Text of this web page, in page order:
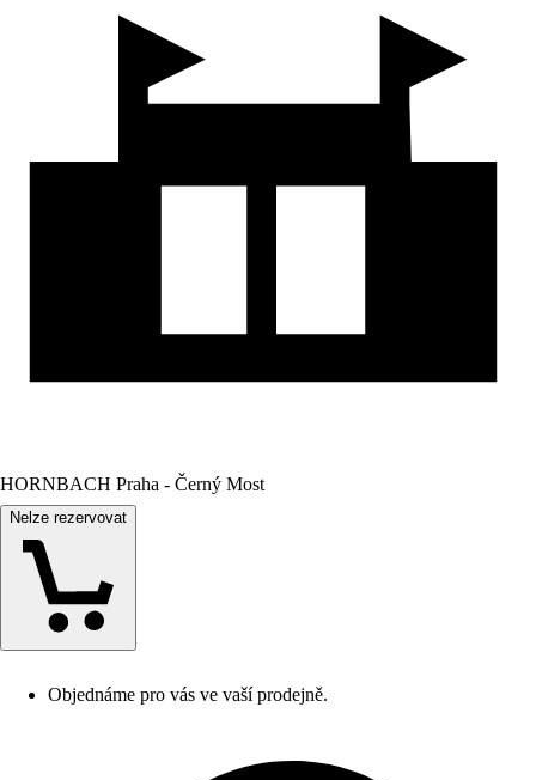
HORNBACH Praha - Černý Most
Nelze rezervovat
Objednáme pro vás ve vaší prodejně.